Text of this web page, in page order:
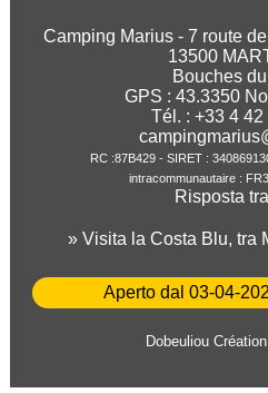
Camping Marius - 7 route
13500
Bouches
GPS :43.3350
Tél. : +33 4
RC :87B429 - SIRET :
intracommunautaire :
Risposta
» Visita la Costa Blu, tra
Aperto dal 03-04-
Dobeuliou